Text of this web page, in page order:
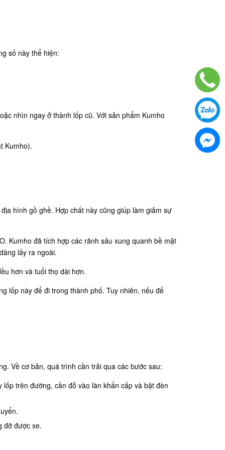
số này thể hiện:
nhìn ngay ở thành lốp cũ. Với sản phẩm Kumho
Kumho).
hình gồ ghề. Hợp chất này cũng giúp làm giảm sự
Kumho đã tích hợp các rãnh sâu xung quanh bề mặt
lấy ra ngoài.
hơn và tuổi thọ dài hơn.
lốp này để đi trong thành phố. Tuy nhiên, nếu để
Về cơ bản, quá trình cần trải qua các bước sau:
trên đường, cần đỗ vào làn khẩn cấp và bật đèn
đỡ được xe.